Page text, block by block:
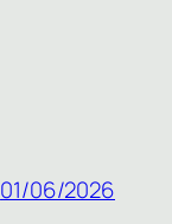
01/06/2026